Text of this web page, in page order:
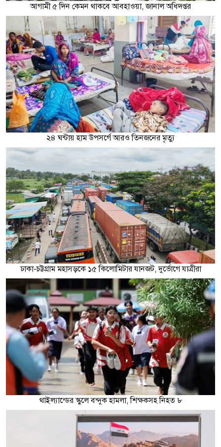
আগামী ৫ দিন কেমন থাকবে আবহাওয়া, জানাল অধিদপ্তর
২৪ ঘন্টায় হাম উপসর্গে আরও তিনজনের মৃত্যু
ঢাকা-চট্টগ্রাম মহাসড়কে ১৫ কিলোমিটার যানজট, দুর্ভোগে যাত্রীরা
থাইল্যান্ডের স্কুলে বন্দুক হামলা, শিক্ষকসহ নিহত ৮